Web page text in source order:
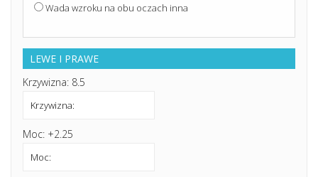
Wada wzroku na obu oczach inna
LEWE I PRAWE
Krzywizna: 8.5
Moc: +2.25